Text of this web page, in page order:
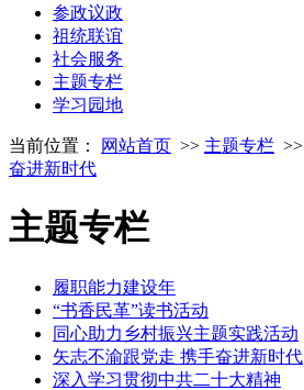
参政议政
祖统联谊
社会服务
主题专栏
学习园地
当前位置： 网站首页 >> 主题专栏 >>
奋进新时代
主题专栏
履职能力建设年
“书香民革”读书活动
同心助力乡村振兴主题实践活动
矢志不渝跟党走 携手奋进新时代
深入学习贯彻中共二十大精神